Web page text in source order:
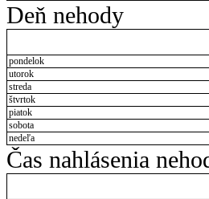
Deň nehody
pondelok
utorok
streda
štvrtok
piatok
sobota
nedeľa
Čas nahlásenia